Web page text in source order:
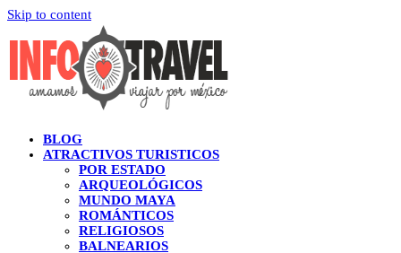
Skip to content
BLOG
ATRACTIVOS TURISTICOS
POR ESTADO
ARQUEOLÓGICOS
MUNDO MAYA
ROMÁNTICOS
RELIGIOSOS
BALNEARIOS